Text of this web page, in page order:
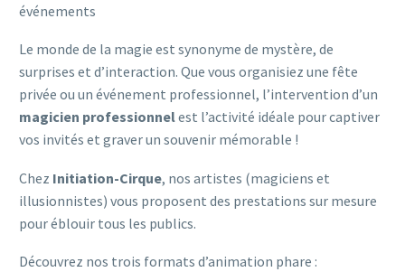
événements
Le monde de la magie est synonyme de mystère, de
surprises et d’interaction. Que vous organisiez une fête
privée ou un événement professionnel, l’intervention d’un
magicien professionnelest l’activité idéale pour captiver
vos invités et graver un souvenir mémorable !
Chez Initiation-Cirque, nos artistes (magiciens et
illusionnistes) vous proposent des prestations sur mesure
pour éblouir tous les publics.
Découvrez nos trois formats d’animation phare :